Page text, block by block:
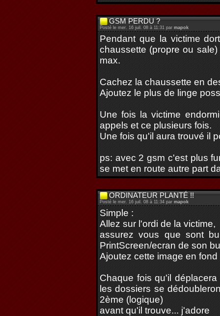
GSM PERDU ?
Posté le mer. 16 juil. 08 à 11:31 par mapok
Pendant que la victime
chaussette (propre ou
max.
Cachez la chaussette en
Ajoutez le plus de linge
Une fois la victime
appels et ce plusieurs fois.
Une fois qu'il aura trouvé il
ps: avec 2 gsm c'est plus
se met en route autre part
ORDINATEUR PLANTÉ !!
Posté le mer. 16 juil. 08 à 11:34 par mapok
Simple :
Allez sur l'ordi de la victime,
assurez vous que sont
PrintScreen/ecran de son
Ajoutez cette image en
Chaque fois qu'il
les dossiers se
2ème (logique)
avant qu'il trouve... j'adore